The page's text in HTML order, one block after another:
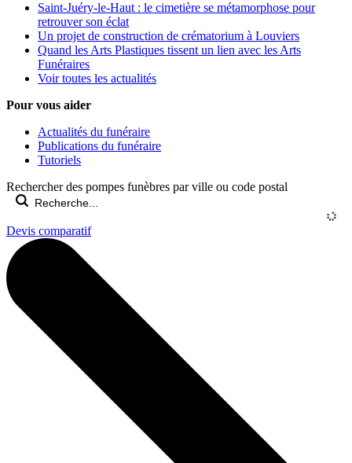
Saint-Juéry-le-Haut : le cimetière se métamorphose pour
retrouver son éclat
Un projet de construction de crématorium à Louviers
Quand les Arts Plastiques tissent un lien avec les Arts
Funéraires
Voir toutes les actualités
Pour vous aider
Actualités du funéraire
Publications du funéraire
Tutoriels
Rechercher des pompes funèbres par ville ou code postal
Devis comparatif